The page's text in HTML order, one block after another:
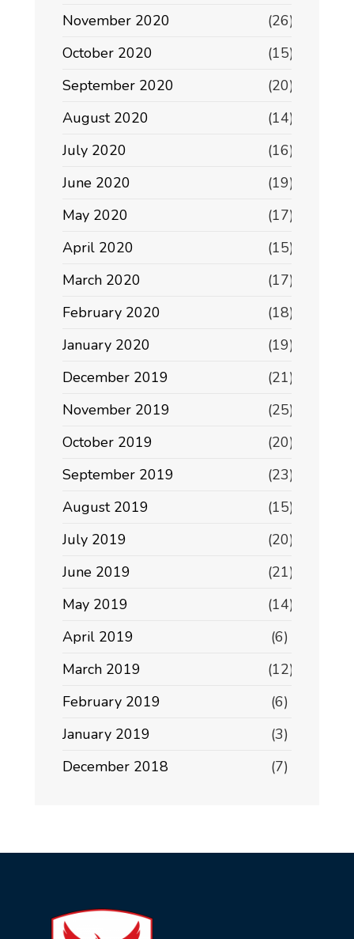
November 2020
(26)
October 2020
(15)
September 2020
(20)
August 2020
(14)
July 2020
(16)
June 2020
(19)
May 2020
(17)
April 2020
(15)
March 2020
(17)
February 2020
(18)
January 2020
(19)
December 2019
(21)
November 2019
(25)
October 2019
(20)
September 2019
(23)
August 2019
(15)
July 2019
(20)
June 2019
(21)
May 2019
(14)
April 2019
(6)
March 2019
(12)
February 2019
(6)
January 2019
(3)
December 2018
(7)